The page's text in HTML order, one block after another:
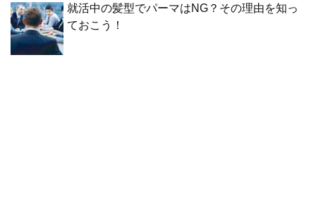
就活中の髪型でパーマはNG？その理由を知っ
ておこう！